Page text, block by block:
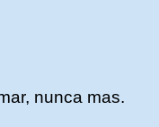
nunca mas.